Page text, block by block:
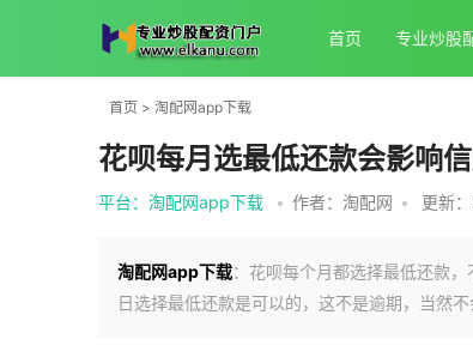
首页 专业炒股
首页 > 淘配网app下载
花呗每月选最低还款会影响
平台：淘配网app下载 • 作者：淘配网 • 更新
淘配网app下载：花呗每个月都选择最低还款
日选择最低还款是可以的，这不是逾期，当然